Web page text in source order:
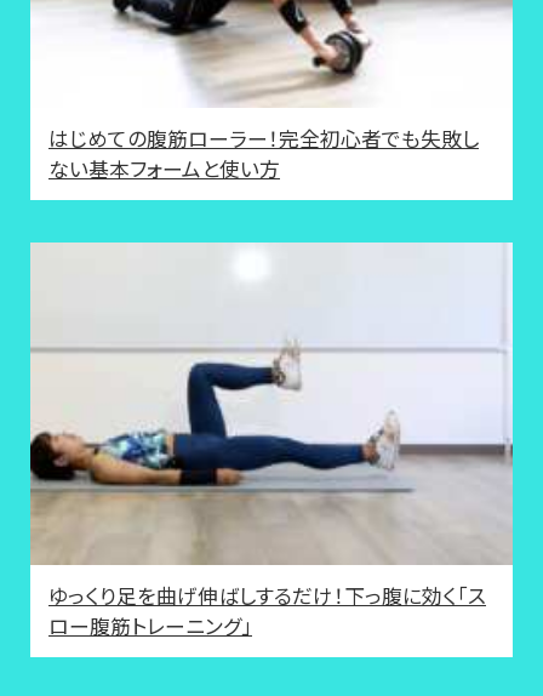
はじめての腹筋ローラー！完全初心者でも失敗し
ない基本フォームと使い方
ゆっくり足を曲げ伸ばしするだけ！下っ腹に効く「ス
ロー腹筋トレーニング」